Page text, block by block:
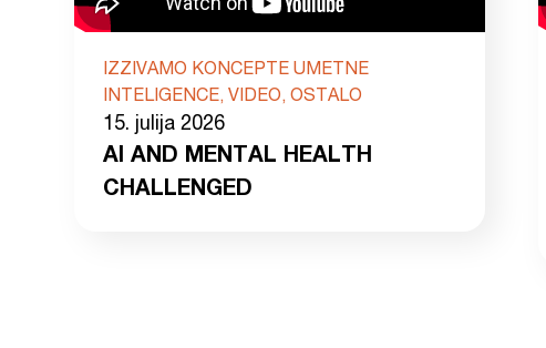
IZZIVAMO KONCEPTE UMETNE
INTELIGENCE, VIDEO, OSTALO
15. julija 2026
AI AND MENTAL HEALTH
CHALLENGED